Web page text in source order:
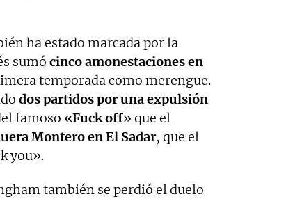
ha estado marcada por la
sumó cinco amonestaciones en
temporada como merengue.
dos partidos por una expulsión
famoso «Fuck off» que el
Montero en El Sadar, que el
you».
también se perdió el duelo